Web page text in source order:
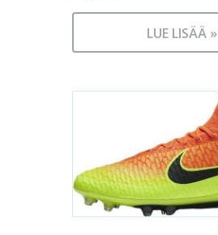
LUE LISÄÄ »